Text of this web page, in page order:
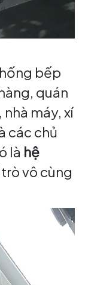
bếp
quán
máy, xí
các chủ
là hệ
vô cùng